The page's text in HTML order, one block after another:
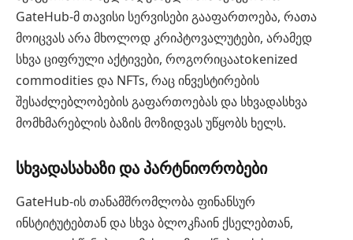
GateHub-მ თავისი სერვისები გააფართოება, რათა
მოიცვას არა მხოლოდ კრიპტოვალუტები, არამედ
სხვა ციფრული აქტივები, როგორიცააtokenized
commodities და NFTs, რაც ინვესტირების
შესაძლებლობების გაფართოებას და სხვადასხვა
მომხმარებლის ბაზის მოზიდვას უწყობს ხელს.
სხვადასახაზი და პარტნიორობები
GateHub-ის თანამშრომლობა ფინანსურ
ინსტიტუტებთან და სხვა ბლოკჩაინ ქსელებთან,